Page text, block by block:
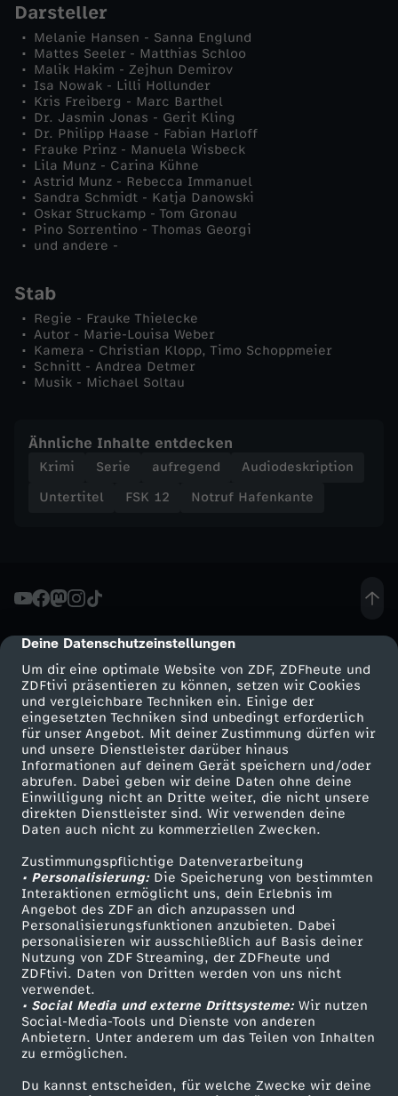
cmp-dialog-description
Deine Datenschutzeinstellungen
Um dir eine optimale Website von ZDF, ZDFheute und
ZDFtivi präsentieren zu können, setzen wir Cookies
und vergleichbare Techniken ein. Einige der
eingesetzten Techniken sind unbedingt erforderlich
für unser Angebot. Mit deiner Zustimmung dürfen wir
und unsere Dienstleister darüber hinaus
Informationen auf deinem Gerät speichern und/oder
abrufen. Dabei geben wir deine Daten ohne deine
Einwilligung nicht an Dritte weiter, die nicht unsere
direkten Dienstleister sind. Wir verwenden deine
Daten auch nicht zu kommerziellen Zwecken.
Zustimmungspflichtige Datenverarbeitung
• Personalisierung:Die Speicherung von bestimmten
Interaktionen ermöglicht uns, dein Erlebnis im
Angebot des ZDF an dich anzupassen und
Personalisierungsfunktionen anzubieten. Dabei
personalisieren wir ausschließlich auf Basis deiner
Nutzung von ZDF Streaming, der ZDFheute und
ZDFtivi. Daten von Dritten werden von uns nicht
verwendet.
• Social Media und externe Drittsysteme:Wir nutzen
Social-Media-Tools und Dienste von anderen
Anbietern. Unter anderem um das Teilen von Inhalten
zu ermöglichen.
Du kannst entscheiden, für welche Zwecke wir deine
l
a
u
n
d
d
e
r
T
d
Darsteller
Melanie Hansen - Sanna Englund
Mattes Seeler - Matthias Schloo
Malik Hakim - Zejhun Demirov
Isa Nowak - Lilli Hollunder
Kris Freiberg - Marc Barthel
Dr. Jasmin Jonas - Gerit Kling
Dr. Philipp Haase - Fabian Harloff
Frauke Prinz - Manuela Wisbeck
Lila Munz - Carina Kühne
Astrid Munz - Rebecca Immanuel
Sandra Schmidt - Katja Danowski
Oskar Struckamp - Tom Gronau
Pino Sorrentino - Thomas Georgi
und andere -
Stab
Regie - Frauke Thielecke
Autor - Marie-Louisa Weber
Kamera - Christian Klopp, Timo Schoppmeier
Schnitt - Andrea Detmer
Musik - Michael Soltau
Ähnliche Inhalte entdecken
Krimi Serie aufregend
Audiodeskription
Untertitel
FSK 12 Notruf Hafenkante
Mehr ZDF
ZDF-Apps
Smart TV
ZDFtext
Livestreams
Sendungen A-Z
TV-Programm
Service
ZDFmitreden
Kontakt zum ZDF
Tickets
Zuschauerservice
Hilfe
ZDF Unternehmen
Karriere